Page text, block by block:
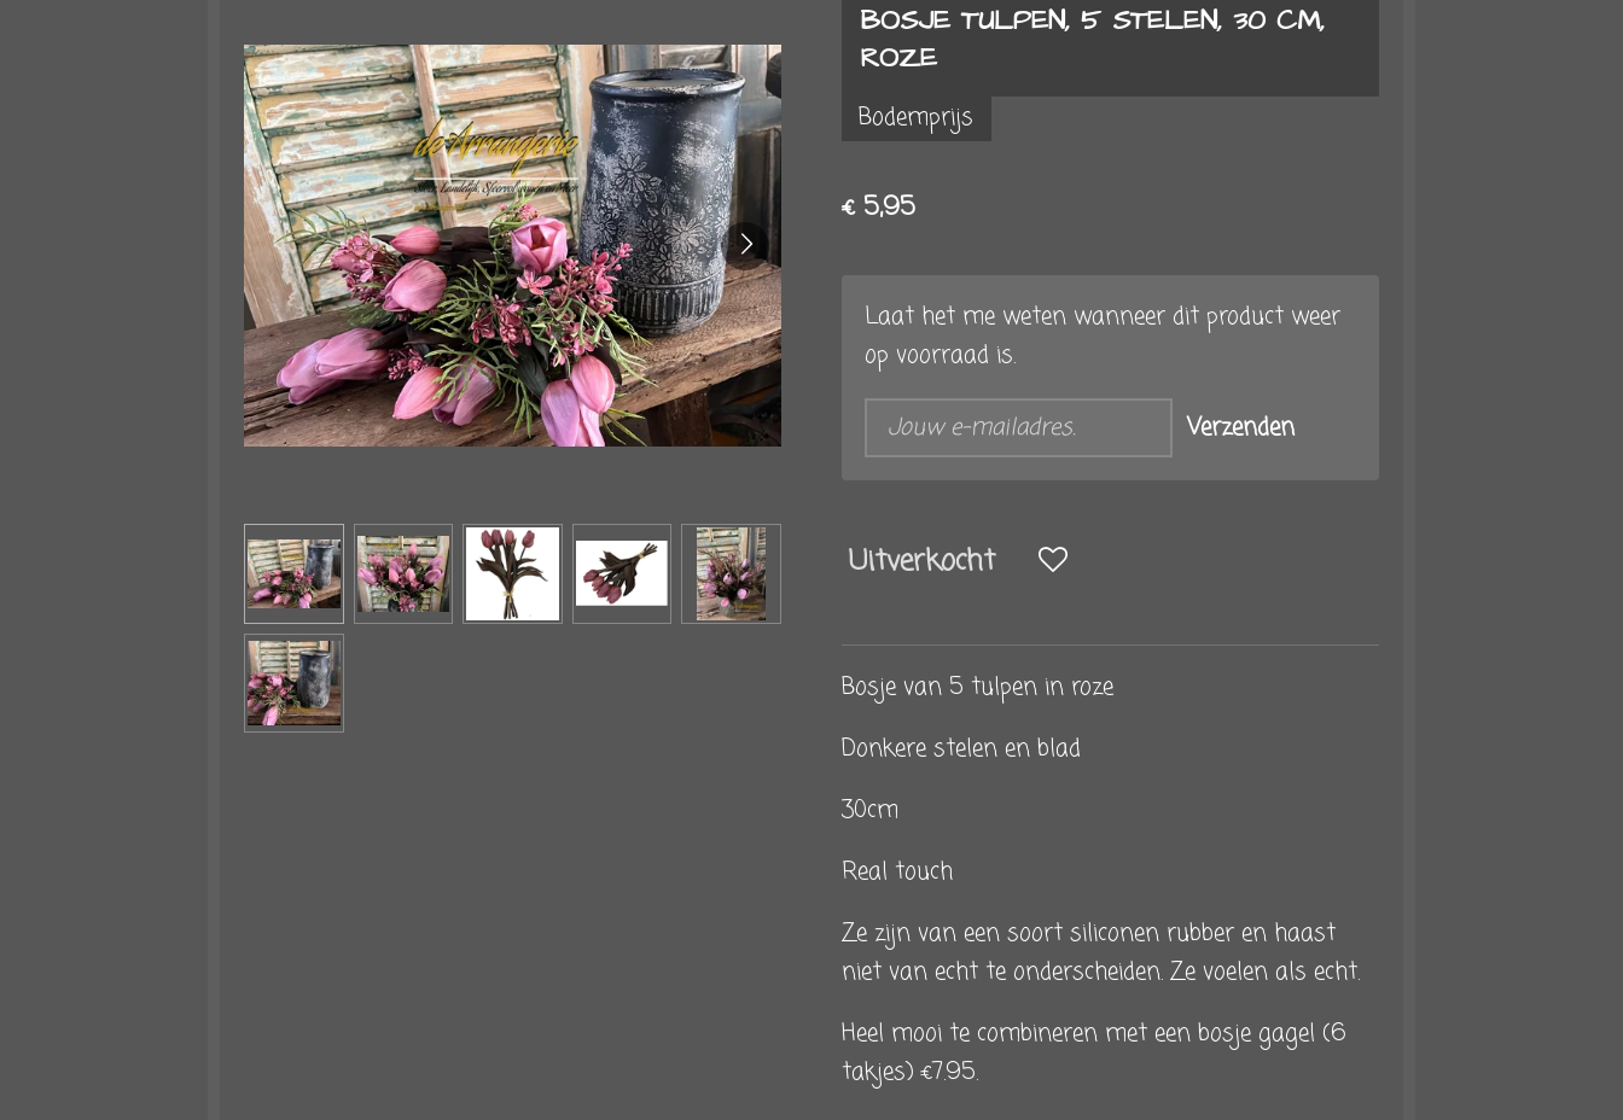
BOSJE TULPEN, 5 STELEN, 30 CM,
ROZE
Bodemprijs
€ 5,95
Laat het me weten wanneer dit product weer
op voorraad is.
Verzenden
Uitverkocht
Bosje van 5 tulpen in roze
Donkere stelen en blad
30cm
Real touch
Ze zijn van een soort siliconen rubber en haast
niet van echt te onderscheiden. Ze voelen als echt.
Heel mooi te combineren met een bosje gagel (6
takjes) €7.95.